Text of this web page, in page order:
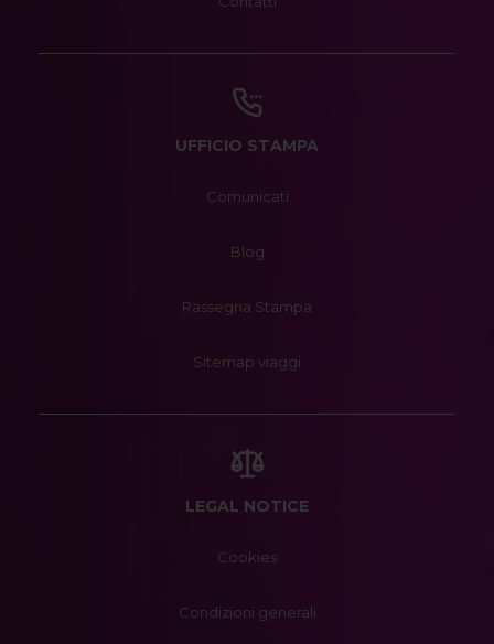
UFFICIO STAMPA
Comunicati
Blog
Rassegna Stampa
Sitemap viaggi
LEGAL NOTICE
Cookies
Condizioni generali